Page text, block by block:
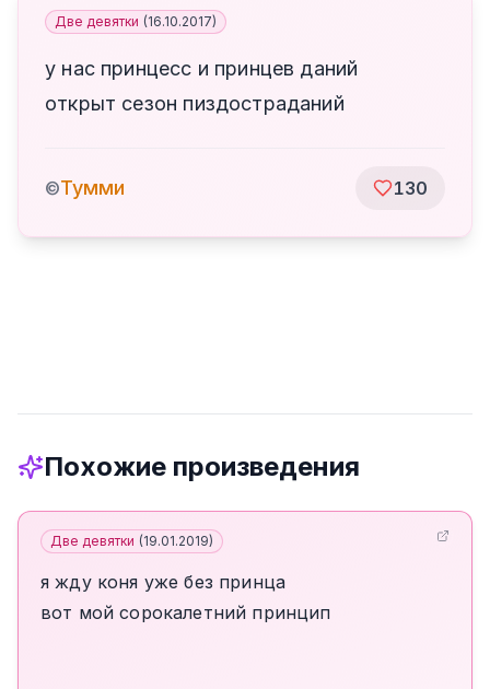
Две девятки (16.10.2017)
у нас принцесс и принцев даний
открыт сезон пиздостраданий
©Тумми 130
Похожие произведения
Две девятки (19.01.2019)
я жду коня уже без принца
вот мой сорокалетний принцип